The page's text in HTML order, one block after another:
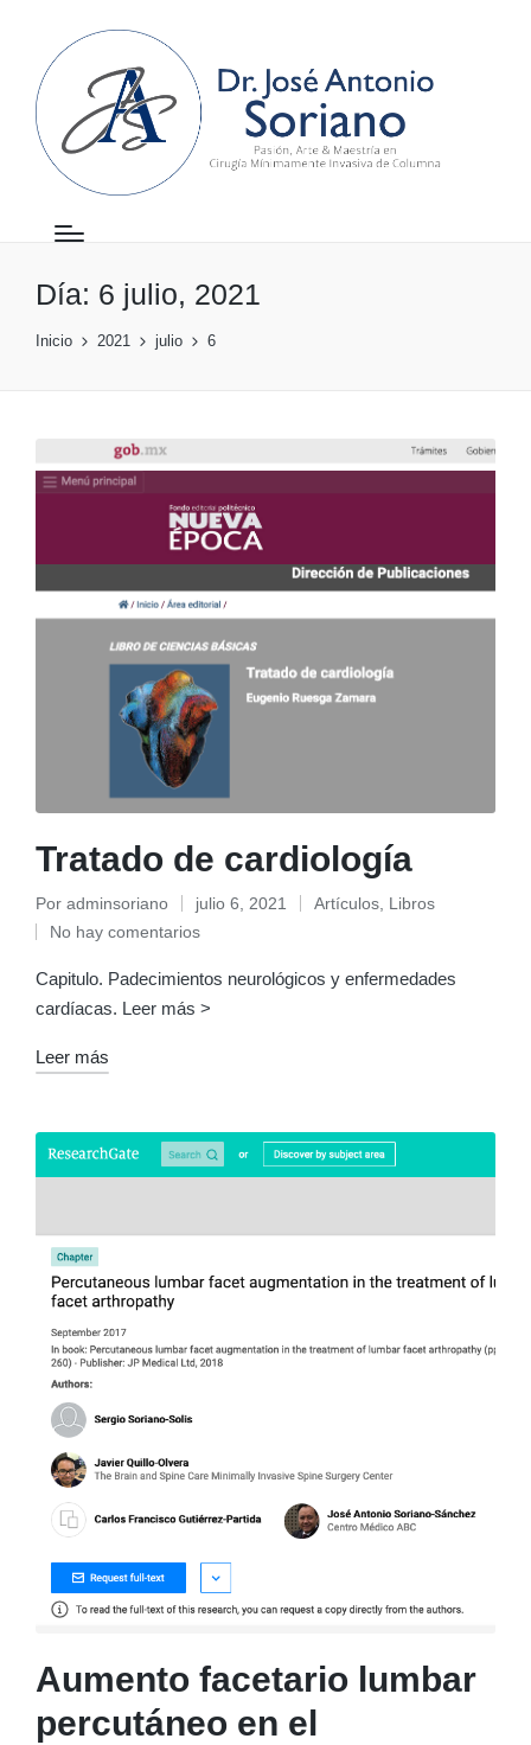
Día: 6 julio, 2021
Inicio 2021 julio 6
Tratado de cardiología
por
Por adminsoriano julio 6, 2021
Publicado
Artículos, Libros
No hay comentarios
Capitulo. Padecimientos neurológicos y enfermedades
cardíacas. Leer más >
Leer más
Aumento facetario lumbar
percutáneo en el